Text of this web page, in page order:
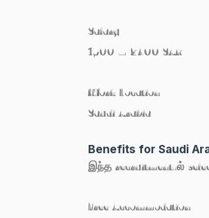
Salary
1500 – 2400 SAR
Work Location
Saudi Arabia
Benefits for Saudi
இந்த recruitment-ல்
Free Accommodation